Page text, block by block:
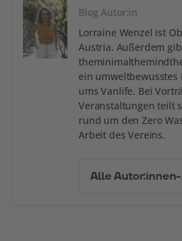
Blog Autor:in
Lorraine Wenzel ist
Austria. Außerdem
ein
ums Vanlife. Bei
Veranstaltungen teilt
rund um den Zero
Arbeit des Vereins.
Alle